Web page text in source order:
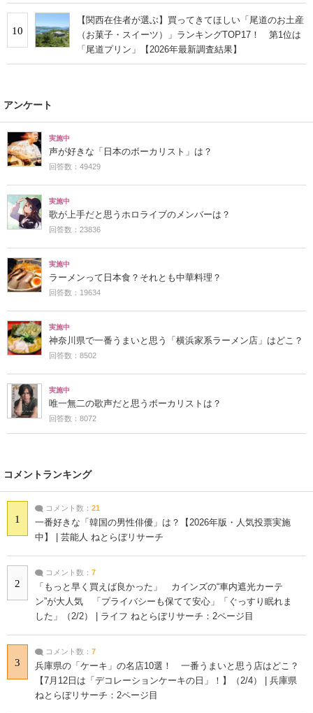
10
【関西在住者が選ぶ】買ってきてほしい「尾道のお土産
（お菓子・スイーツ）」ランキングTOP17！ 第1位は
「尾道プリン」【2026年最新調査結果】
アンケート
実施中
声が好きな「日本のボーカリスト」は？
回答数：49429
実施中
歌が上手だと思うホロライブのメンバーは？
回答数：23836
実施中
ラーメンって日本食？それとも中華料理？
回答数：19634
実施中
神奈川県で一番うまいと思う「横浜家系ラーメン店」はどこ？
回答数：8502
実施中
唯一無二の歌声だと思うボーカリストは？
回答数：8072
コメントランキング
1
コメント数： 21
一番好きな「韓国の男性俳優」は？【2026年版・人気投票実施
中】 | 芸能人 ねとらぼリサーチ
2
コメント数： 7
「もっと早く買えば良かった」 カインズの“車内遮光カーテ
ン”が大人気 「プライバシーも保てて安心」「ぐっすり眠れま
した」（2/2） | ライフ ねとらぼリサーチ：2ページ目
3
コメント数： 7
兵庫県の「ケーキ」の名店10選！ 一番うまいと思う店はどこ？
【7月12日は「デコレーションケーキの日」！】（2/4） | 兵庫県
ねとらぼリサーチ：2ページ目